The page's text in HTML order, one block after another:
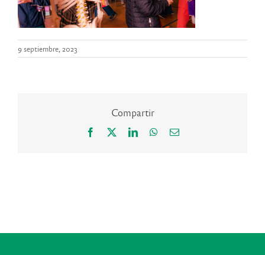
9 septiembre, 2023
Compartir
Facebook LinkedInWhatsApp
Correo